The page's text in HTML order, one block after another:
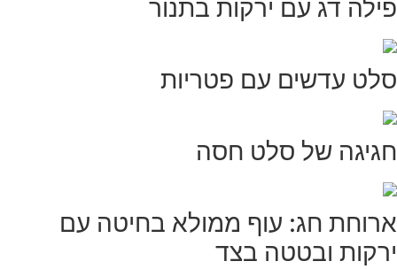
פילה דג עם ירקות בתנור
סלט עדשים עם פטריות
חגיגה של סלט חסה
ארוחת חג: עוף ממולא בחיטה עם
ירקות ובטטה בצד